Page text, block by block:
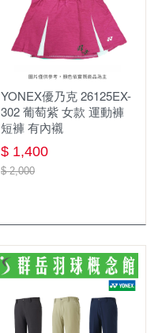
YONEX優乃克 26125EX-
302 葡萄紫 女款 運動褲
短褲 有內襯
$ 1,400
$ 2,000